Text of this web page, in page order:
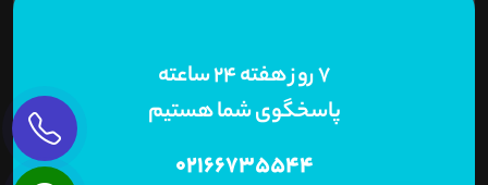
7 روز هفته 24 ساعته
پاسخگوی شما هستیم
02166735544